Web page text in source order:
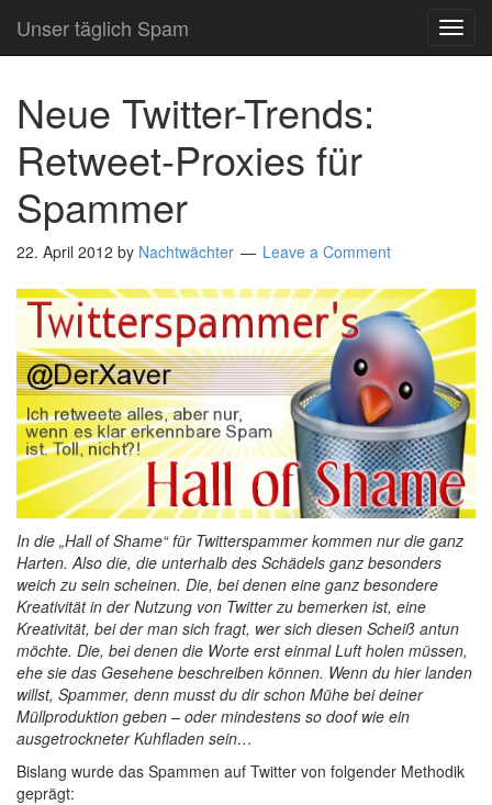
Unser täglich Spam
Neue Twitter-Trends:
Retweet-Proxies für
Spammer
22. April 2012 by Nachtwächter Leave a Comment
In die „Hall of Shame“ für Twitterspammer kommen nur die ganz
Harten. Also die, die unterhalb des Schädels ganz besonders
weich zu sein scheinen. Die, bei denen eine ganz besondere
Kreativität in der Nutzung von Twitter zu bemerken ist, eine
Kreativität, bei der man sich fragt, wer sich diesen Scheiß antun
möchte. Die, bei denen die Worte erst einmal Luft holen müssen,
ehe sie das Gesehene beschreiben können. Wenn du hier landen
willst, Spammer, denn musst du dir schon Mühe bei deiner
Müllproduktion geben – oder mindestens so doof wie ein
ausgetrockneter Kuhfladen sein…
Bislang wurde das Spammen auf Twitter von folgender Methodik
geprägt: